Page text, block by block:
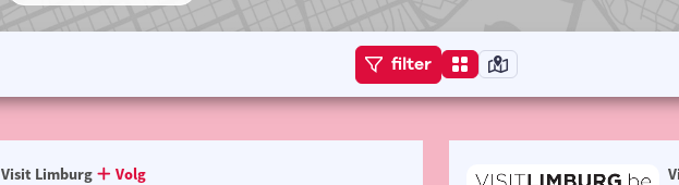
filter
Visit Limburg
Volg